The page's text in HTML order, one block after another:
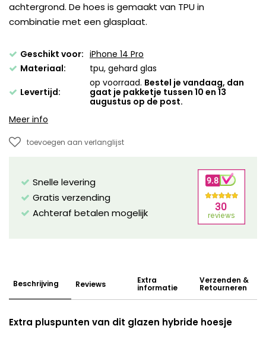
achtergrond. De hoes is gemaakt van TPU in
combinatie met een glasplaat.
Geschikt voor: iPhone 14 Pro
Materiaal:
tpu, gehard glas
Levertijd:
op voorraad. Bestel je vandaag, dan
gaat je pakketje tussen 10 en 13
augustus op de post.
Meer info
toevoegen aan verlanglijst
Snelle levering
Gratis verzending
Achteraf betalen mogelijk
Beschrijving Reviews Extra
informatie
Verzenden &
Retourneren
Extra pluspunten van dit glazen hybride hoesje